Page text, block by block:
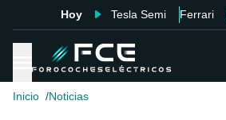
Hoy Tesla Semi Ferrari
Inicio Noticias